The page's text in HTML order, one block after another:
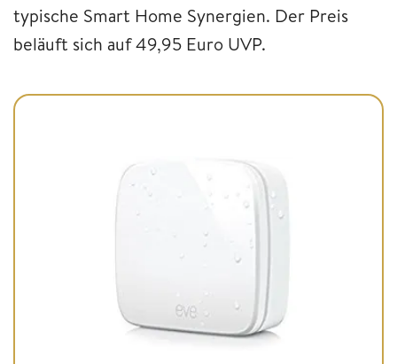
typische Smart Home Synergien. Der Preis
beläuft sich auf 49,95 Euro UVP.